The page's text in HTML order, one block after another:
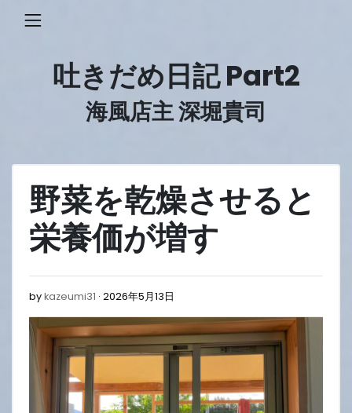
吐きだめ日記 Part2
海風店主 深堀貴司
野菜を乾燥させると
栄養価が増す
bykazeumi31 2026年5月13日
5
月
13